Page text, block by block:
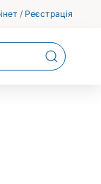
/ Реєстрація